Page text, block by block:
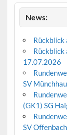
News:
Rückblick
Rückblick
17.07.2026
SV
(GK1) SG
SV